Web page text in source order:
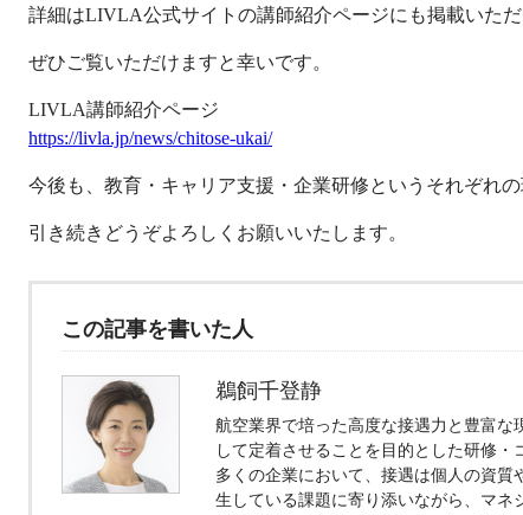
詳細はLIVLA公式サイトの講師紹介ページにも掲載いただ
ぜひご覧いただけますと幸いです。
LIVLA講師紹介ページ
https://livla.jp/news/chitose-ukai/
今後も、教育・キャリア支援・企業研修というそれぞれ
引き続きどうぞよろしくお願いいたします。
この記事を書いた人
鵜飼千登静
航空業界で培った高度な接遇力と豊富な
して定着させることを目的とした研修・
多くの企業において、接遇は個人の資
生している課題に寄り添いながら、マネ